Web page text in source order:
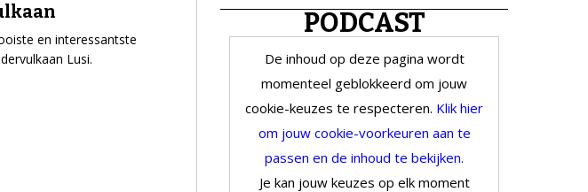
en interessantste
Lusi.
PODCAST
De inhoud op deze pagina wordt
momenteel geblokkeerd om jouw
cookie-keuzes te respecteren. Klik hier
om jouw cookie-voorkeuren aan te
passen en de inhoud te bekijken.
Je kan jouw keuzes op elk moment